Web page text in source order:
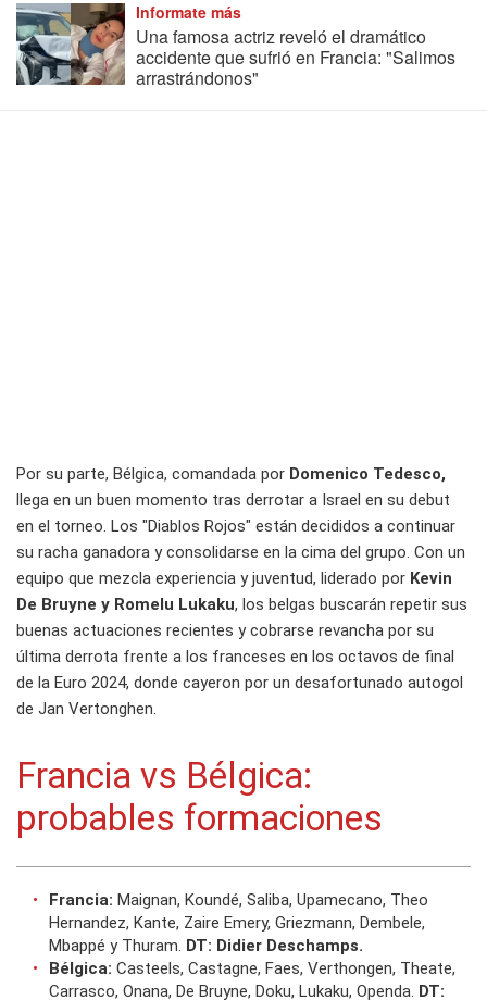
Informate más
Una famosa actriz reveló el dramático
accidente que sufrió en Francia: "Salimos
arrastrándonos"
Por su parte, Bélgica, comandada por Domenico Tedesco,
llega en un buen momento tras derrotar a Israel en su debut
en el torneo. Los "Diablos Rojos" están decididos a continuar
su racha ganadora y consolidarse en la cima del grupo. Con un
equipo que mezcla experiencia y juventud, liderado por Kevin
De Bruyne y Romelu Lukaku, los belgas buscarán repetir sus
buenas actuaciones recientes y cobrarse revancha por su
última derrota frente a los franceses en los octavos de final
de la Euro 2024, donde cayeron por un desafortunado autogol
de Jan Vertonghen.
Francia vs Bélgica:
probables formaciones
Francia: Maignan, Koundé, Saliba, Upamecano, Theo
Hernandez, Kante, Zaire Emery, Griezmann, Dembele,
Mbappé y Thuram. DT: Didier Deschamps.
Bélgica: Casteels, Castagne, Faes, Verthongen, Theate,
Carrasco, Onana, De Bruyne, Doku, Lukaku, Openda. DT: